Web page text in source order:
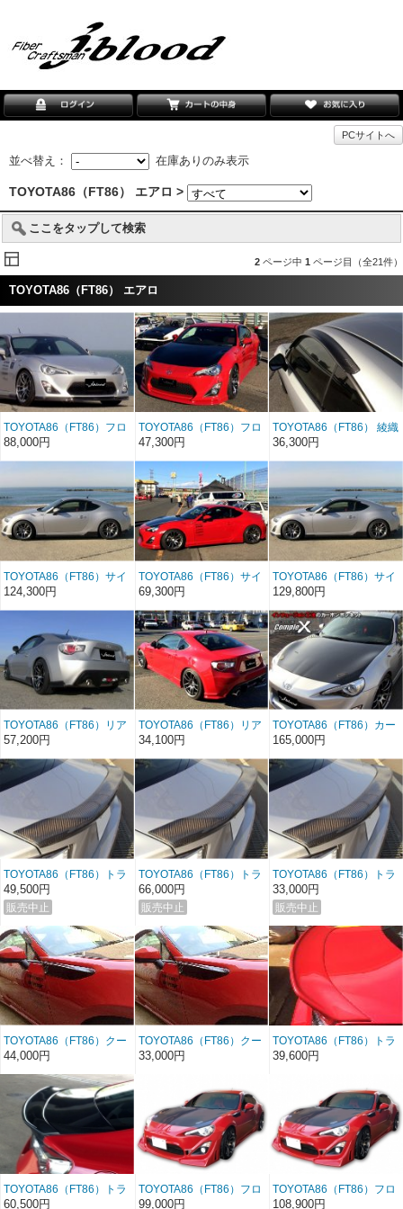
PCサイトへ
並べ替え： 在庫ありのみ表示
TOYOTA86（FT86） エアロ >
ここをタップして検索
2 ページ中 1 ページ目（全21件）
TOYOTA86（FT86） エアロ
TOYOTA86（FT86）フロ
ントリップスポイラー
88,000円
TOYOTA86（FT86）フロ
ントリップスポイラー
47,300円
TOYOTA86（FT86） 綾織
りカーボンバイザー
36,300円
TOYOTA86（FT86）サイ
ドステップ カーボン
124,300円
TOYOTA86（FT86）サイ
ドステップ FRP
69,300円
TOYOTA86（FT86）サイ
ドステップ カーボン
（クリア塗装）
129,800円
TOYOTA86（FT86）リア
アンダースポイラー カ
57,200円
TOYOTA86（FT86）リア
アンダースポイラー
34,100円
TOYOTA86（FT86）カー
ボンボンネット インフュ
165,000円
TOYOTA86（FT86）トラ
ンクスポイラー カーボ
ン
49,500円
TOYOTA86（FT86）トラ
ンクスポイラー カーボ
ン（クリア塗装）
66,000円
TOYOTA86（FT86）トラ
ンクスポイラー FRP
33,000円
TOYOTA86（FT86）クー
リングガーニッシュ カ
44,000円
TOYOTA86（FT86）クー
リングガーニッシュ
33,000円
TOYOTA86（FT86）トラ
ンクスポイラー FRP
39,600円
TOYOTA86（FT86）トラ
ンクスポイラー カーボ
60,500円
TOYOTA86（FT86）フロ
ントバンパースポイラ
99,000円
TOYOTA86（FT86）フロ
ントバンパースポイラ
108,900円